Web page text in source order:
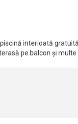
interioată
pe balcon și multe